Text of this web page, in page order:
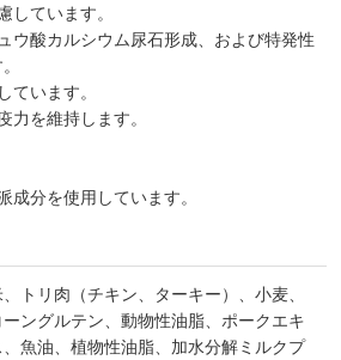
しています。
ウ酸カルシウム尿石形成、および特発性
ています。
力を維持します。
成分を使用しています。
トリ肉（チキン、ターキー）、小麦、
ーングルテン、動物性油脂、ポークエキ
、魚油、植物性油脂、加水分解ミルクプ